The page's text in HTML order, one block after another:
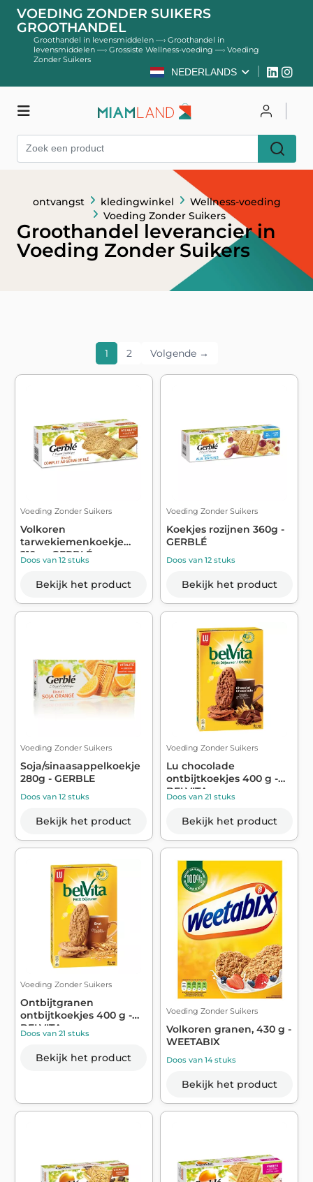
VOEDING ZONDER SUIKERS
GROOTHANDEL
Groothandel in levensmiddelen —› Groothandel in
levensmiddelen —› Grossiste Wellness-voeding —›Voeding
Zonder Suikers
NEDERLANDS
ontvangst kledingwinkel
Wellness-voeding
Voeding Zonder Suikers
Groothandel leverancier in
Voeding Zonder Suikers
1 2 Volgende →
Voeding Zonder Suikers
Volkoren
tarwekiemenkoekje
210g - GERBLÉ
Doos van 12 stuks
Bekijk het product
Voeding Zonder Suikers
Koekjes rozijnen 360g -
GERBLÉ
Doos van 12 stuks
Bekijk het product
Voeding Zonder Suikers
Soja/sinaasappelkoekje
280g - GERBLE
Doos van 12 stuks
Bekijk het product
Voeding Zonder Suikers
Lu chocolade
ontbijtkoekjes 400 g -
BELVITA
Doos van 21 stuks
Bekijk het product
Voeding Zonder Suikers
Ontbijtgranen
ontbijtkoekjes 400 g -
BELVITA
Doos van 21 stuks
Bekijk het product
Voeding Zonder Suikers
Volkoren granen, 430 g -
WEETABIX
Doos van 14 stuks
Bekijk het product